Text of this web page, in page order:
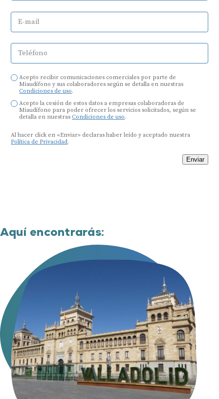
E-mail
Teléfono
Acepto recibir comunicaciones comerciales por parte de
Miaudífono y sus colaboradores según se detalla en nuestras
Condiciones de uso.
Acepto la cesión de estos datos a empresas colaboradoras de
Miaudífono para poder ofrecer los servicios solicitados, según se
detalla en nuestras Condiciones de uso.
Al hacer click en «Enviar» declaras haber leído y aceptado nuestra
Política de Privacidad.
Enviar
Aquí encontrarás: